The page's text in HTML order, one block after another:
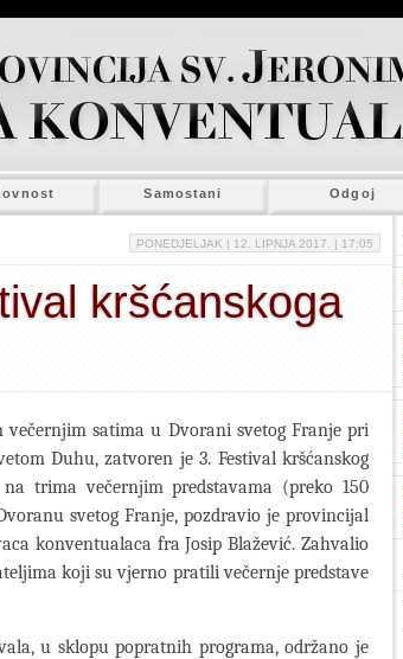
Samostani Odgoj
PONEDJELJAK | 12. LIPNJA 2017. | 17:05
kršćanskoga
večernjim satima u Dvorani svetog Franje pri
Duhu, zatvoren je 3. Festival kršćanskog
trima večernjim predstavama (preko 150
svetog Franje, pozdravio je provincijal
konventualaca fra Josip Blažević. Zahvalio
koji su vjerno pratili večernje predstave
u sklopu popratnih programa, održano je